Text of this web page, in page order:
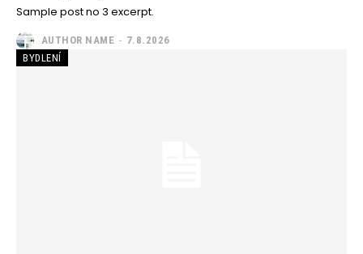
Sample post no 3 excerpt.
AUTHOR NAME - 7.8.2026
BYDLENÍ